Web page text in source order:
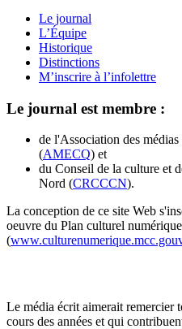
Le journal
L’Équipe
Historique
Distinctions
M’inscrire à l’infolettre
Le journal est membre :
de l'Association des
(AMECQ) et
du Conseil de la culture et
Nord (CRCCCN).
La conception de ce site Web
oeuvre du Plan culturel
(
Le média écrit aimerait remercier
cours des années et qui